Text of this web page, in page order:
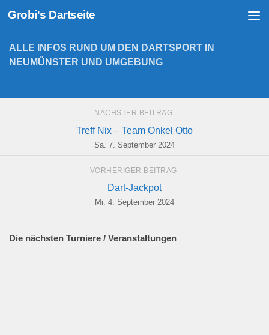
Zum Inhalt springen
Grobi's Dartseite
ALLE INFOS RUND UM DEN DARTSPORT IN
NEUMÜNSTER UND UMGEBUNG
NÄCHSTER BEITRAG
Treff Nix – Team Onkel Otto
Sa. 7. September 2024
VORHERIGER BEITRAG
Dart-Jackpot
Mi. 4. September 2024
Die nächsten Turniere / Veranstaltungen